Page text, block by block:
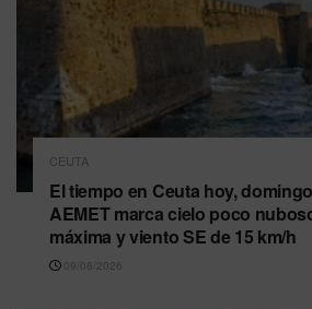
CEUTA
El tiempo en Ceuta hoy,
AEMET marca cielo poco
máxima y viento SE de 15 km/h
09/08/2026